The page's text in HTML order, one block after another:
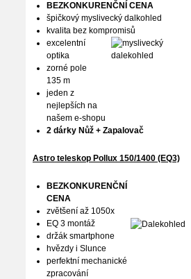
BEZKONKURENČNÍ CENA
špičkový myslivecký dalkohled
kvalita bez kompromisů
excelentní
optika
zorné pole
135 m
jeden z
nejlepších na
našem e-shopu
2 dárky Nůž + Zapalovač
Astro teleskop Pollux 150/1400 (EQ3)
BEZKONKURENČNÍ
CENA
zvětšení až 1050x
EQ 3 montáž
držák smartphone
hvězdy i Slunce
perfektní mechanické
zpracování